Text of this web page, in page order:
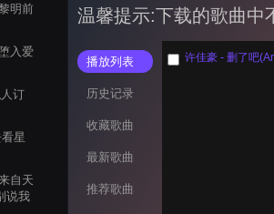
明前
入爱
订
星
自天
说我
温馨提示:下载的歌曲中
播放列表
历史记录
收藏歌曲
最新歌曲
推荐歌曲
许佳豪 - 删了吧